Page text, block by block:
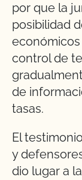
por que la
posibilidad
control de
de
tasas.
El
y
dio lugar a